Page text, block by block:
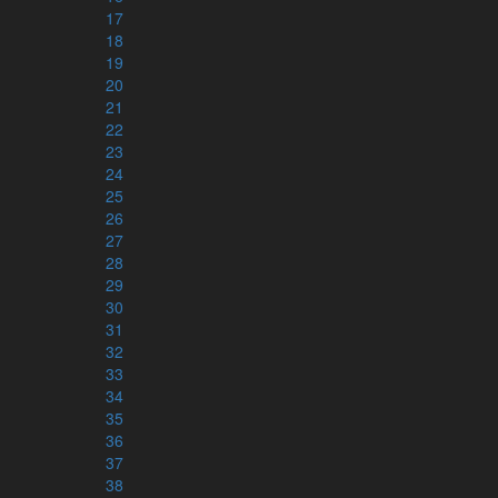
17
18
19
20
21
22
23
24
25
26
27
28
29
30
31
32
33
34
35
36
37
38